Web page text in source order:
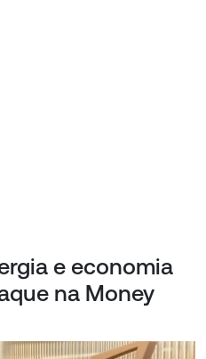
e economia
na Money